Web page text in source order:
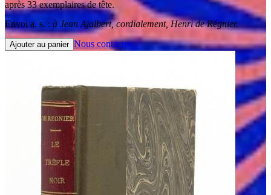
après 33 exemplaires de tête.
Envoi a. s. : à Jean Ajalbert, cordialement, Henri de Régnier.
Ajouter au panier Nous contacter